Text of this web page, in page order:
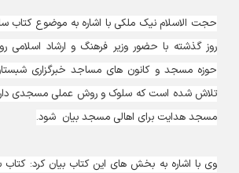
حجت الاسلام نیک ملکی با اشاره به موضوع کتاب
روز گذشته با حضور وزیر فرهنگ و ارشاد اسلامی
حوزه مسجد و کانون های مساجد خبرگزاری
تلاش شده است که سلوک و روش عملی مسجدی داری
مسجد هدایت برای اهالی مسجد بیان شود.
وی با اشاره به بخش های این کتاب بیان کرد: